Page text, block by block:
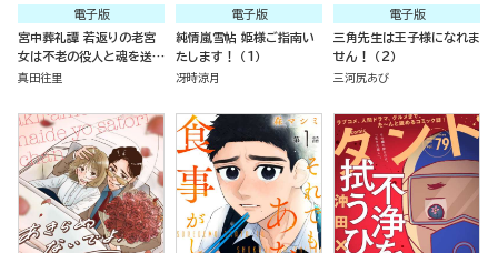
電子版
宮中葬礼譚 若返りの老宮
女は不老の役人と魂を送る
（分冊版）
真田往里
電子版
純情嵐雪帖 姫様ご指南い
たします！ （1）
冴時涼月
電子版
三角先生は王子様になれま
せん！ （2）
三河尻あび